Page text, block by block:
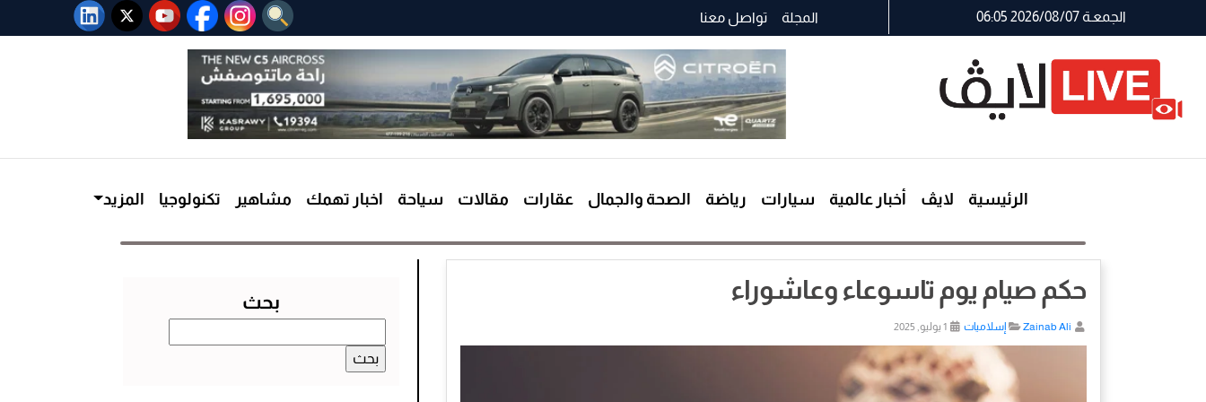
الجمعـة 2026/08/07 06:05 المجلة تواصل معنا
الرئيسية لايڤ أخبار عالمية سيارات رياضة الصحة والجمال عقارات مقالات سياحة اخبار تهمك مشاهير تكنولوجيا المزيد
حكم صيام يوم تاسوعاء وعاشوراء
Zainab Ali إسلاميات
بحث
عن: